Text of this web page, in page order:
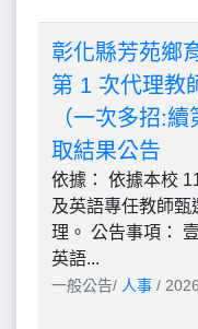
彰化縣芳苑鄉
第 1 次代理教
（一次多招:
取結果公告
依據： 依據本校
及英語專任教師
理。 公告事項：
英語...
一般公告/ 人事 /